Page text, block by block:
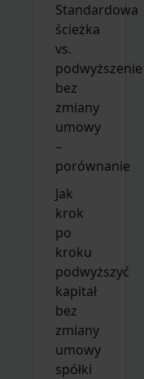
Standardowa
ścieżka
vs.
podwyższenie
bez
zmiany
umowy
–
porównanie
Jak
krok
po
kroku
podwyższyć
kapitał
bez
zmiany
umowy
spółki